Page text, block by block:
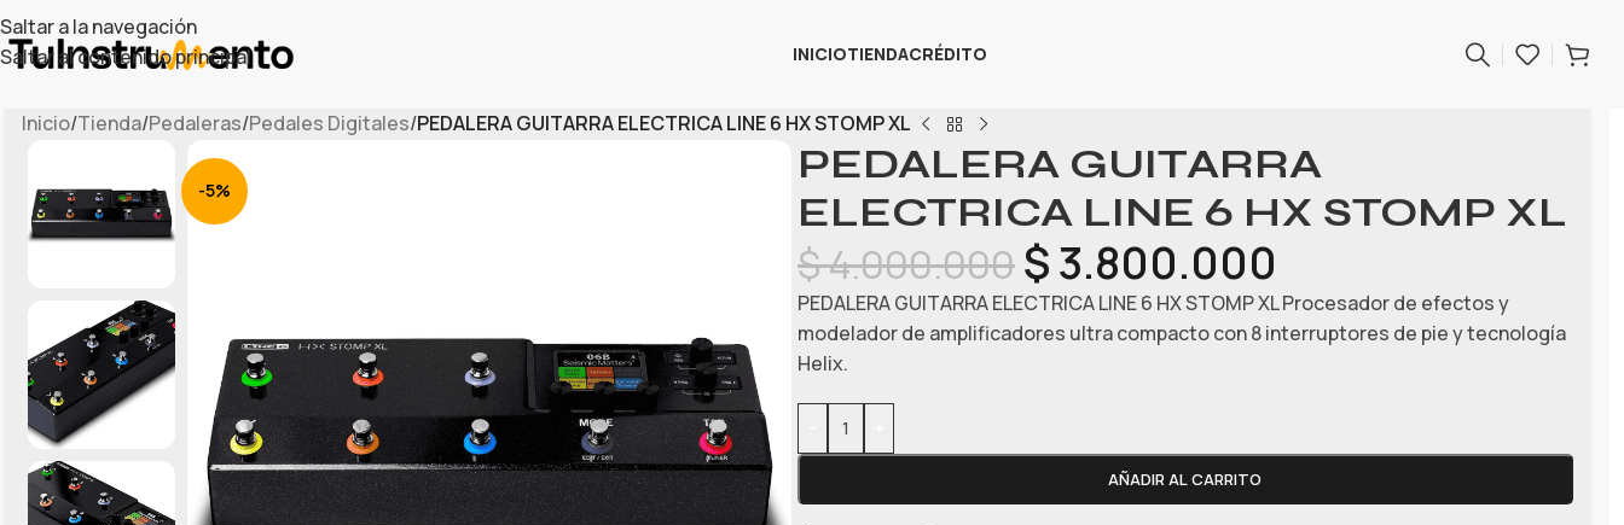
Saltar a la navegación
Saltar al contenido principal
INICIOTIENDACRÉDITO
Inicio/Tienda/Pedaleras/Pedales Digitales/PEDALERA GUITARRA ELECTRICA LINE 6 HX STOMP XL
-5%
PEDALERA GUITARRA
ELECTRICA LINE 6 HX STOMP XL
$4.000.000$3.800.000
PEDALERA GUITARRA ELECTRICA LINE 6 HX STOMP XL Procesador de efectos y
modelador de amplificadores ultra compacto con 8 interruptores de pie y tecnología
Helix.
AÑADIR AL CARRITO